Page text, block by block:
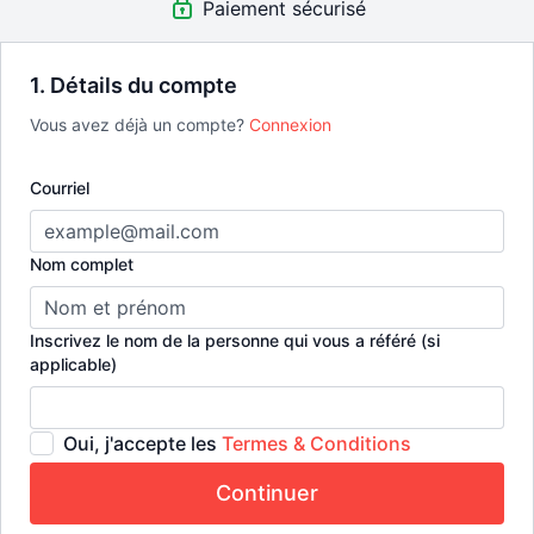
1. Détails du compte
Vous avez déjà un compte? Connexion
Courriel
Nom complet
Inscrivez le nom de la personne qui vous a référé (si
applicable)
Oui, j'accepte les Termes & Conditions
Continuer
⚡️ Kickstart - 7 capsules #Mindset, parce que tes résultats
LE DEAL DE L'ÉTÉ | 44$ + Taxes
🎁 Cadeau #1 > Le Kit de Départ [Valeur 50$]
Une économie de 216,99$ +tx !!
Paiement sécurisé